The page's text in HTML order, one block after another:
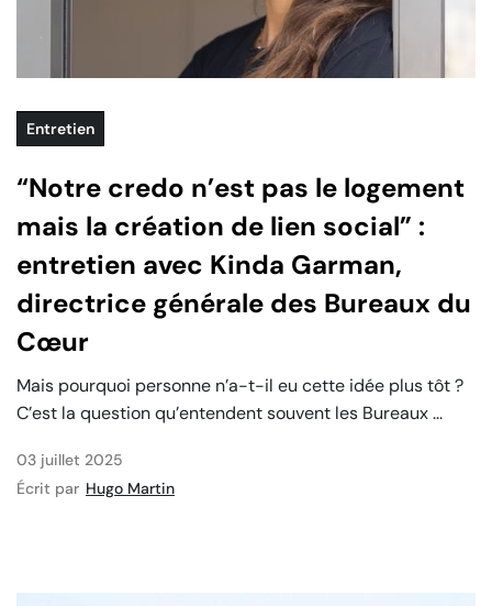
Entretien
“Notre credo n’est pas le logement
mais la création de lien social” :
entretien avec Kinda Garman,
directrice générale des Bureaux du
Cœur
Mais pourquoi personne n’a-t-il eu cette idée plus tôt ?
C’est la question qu’entendent souvent les Bureaux ...
03 juillet 2025
Écrit par Hugo Martin